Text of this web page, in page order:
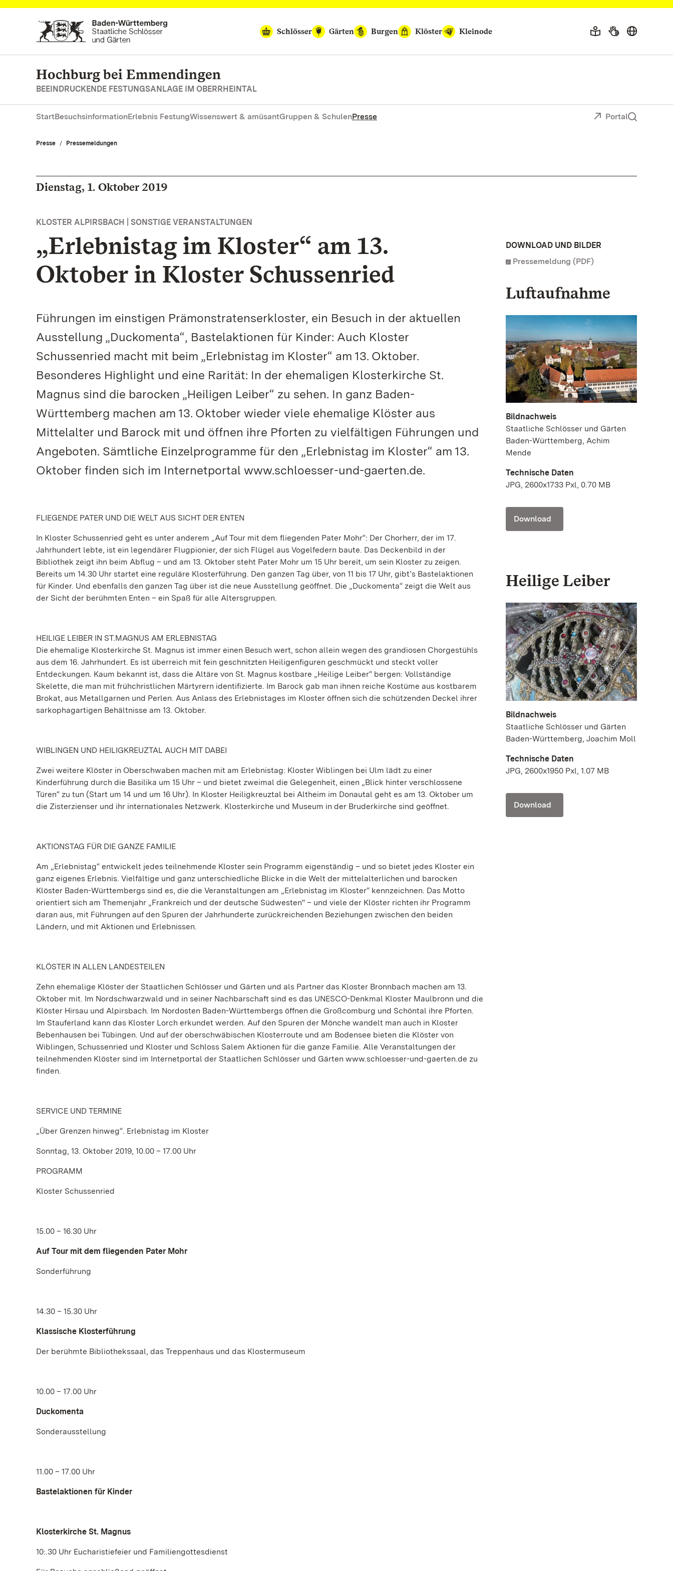
Zum Hauptinhalt springen
Schlösser
Gärten Burgen Klöster Kleinode
Hochburg bei Emmendingen
BEEINDRUCKENDE FESTUNGSANLAGE IM OBERRHEINTAL
StartBesuchsinformationErlebnis FestungWissenswert & amüsantGruppen & SchulenPresse Portal
Presse Pressemeldungen
Dienstag, 1. Oktober 2019
KLOSTER ALPIRSBACH | SONSTIGE VERANSTALTUNGEN
„Erlebnistag im Kloster“ am 13.
Oktober in Kloster Schussenried
Führungen im einstigen Prämonstratenserkloster, ein Besuch in der aktuellen
Ausstellung „Duckomenta“, Bastelaktionen für Kinder: Auch Kloster
Schussenried macht mit beim „Erlebnistag im Kloster“ am 13. Oktober.
Besonderes Highlight und eine Rarität: In der ehemaligen Klosterkirche St.
Magnus sind die barocken „Heiligen Leiber“ zu sehen. In ganz Baden-
Württemberg machen am 13. Oktober wieder viele ehemalige Klöster aus
Mittelalter und Barock mit und öffnen ihre Pforten zu vielfältigen Führungen und
Angeboten. Sämtliche Einzelprogramme für den „Erlebnistag im Kloster“ am 13.
Oktober finden sich im Internetportal www.schloesser-und-gaerten.de.
FLIEGENDE PATER UND DIE WELT AUS SICHT DER ENTEN
In Kloster Schussenried geht es unter anderem „Auf Tour mit dem fliegenden Pater Mohr“: Der Chorherr, der im 17.
Jahrhundert lebte, ist ein legendärer Flugpionier, der sich Flügel aus Vogelfedern baute. Das Deckenbild in der
Bibliothek zeigt ihn beim Abflug – und am 13. Oktober steht Pater Mohr um 15 Uhr bereit, um sein Kloster zu zeigen.
Bereits um 14.30 Uhr startet eine reguläre Klosterführung. Den ganzen Tag über, von 11 bis 17 Uhr, gibt’s Bastelaktionen
für Kinder. Und ebenfalls den ganzen Tag über ist die neue Ausstellung geöffnet. Die „Duckomenta“ zeigt die Welt aus
der Sicht der berühmten Enten – ein Spaß für alle Altersgruppen.
HEILIGE LEIBER IN ST.MAGNUS AM ERLEBNISTAG
Die ehemalige Klosterkirche St. Magnus ist immer einen Besuch wert, schon allein wegen des grandiosen Chorgestühls
aus dem 16. Jahrhundert. Es ist überreich mit fein geschnitzten Heiligenfiguren geschmückt und steckt voller
Entdeckungen. Kaum bekannt ist, dass die Altäre von St. Magnus kostbare „Heilige Leiber“ bergen: Vollständige
Skelette, die man mit frühchristlichen Märtyrern identifizierte. Im Barock gab man ihnen reiche Kostüme aus kostbarem
Brokat, aus Metallgarnen und Perlen. Aus Anlass des Erlebnistages im Kloster öffnen sich die schützenden Deckel ihrer
sarkophagartigen Behältnisse am 13. Oktober.
WIBLINGEN UND HEILIGKREUZTAL AUCH MIT DABEI
Zwei weitere Klöster in Oberschwaben machen mit am Erlebnistag: Kloster Wiblingen bei Ulm lädt zu einer
Kinderführung durch die Basilika um 15 Uhr – und bietet zweimal die Gelegenheit, einen „Blick hinter verschlossene
Türen“ zu tun (Start um 14 und um 16 Uhr). In Kloster Heiligkreuztal bei Altheim im Donautal geht es am 13. Oktober um
die Zisterzienser und ihr internationales Netzwerk. Klosterkirche und Museum in der Bruderkirche sind geöffnet.
AKTIONSTAG FÜR DIE GANZE FAMILIE
Am „Erlebnistag“ entwickelt jedes teilnehmende Kloster sein Programm eigenständig – und so bietet jedes Kloster ein
ganz eigenes Erlebnis. Vielfältige und ganz unterschiedliche Blicke in die Welt der mittelalterlichen und barocken
Klöster Baden-Württembergs sind es, die die Veranstaltungen am „Erlebnistag im Kloster“ kennzeichnen. Das Motto
orientiert sich am Themenjahr „Frankreich und der deutsche Südwesten" – und viele der Klöster richten ihr Programm
daran aus, mit Führungen auf den Spuren der Jahrhunderte zurückreichenden Beziehungen zwischen den beiden
Ländern, und mit Aktionen und Erlebnissen.
KLÖSTER IN ALLEN LANDESTEILEN
Zehn ehemalige Klöster der Staatlichen Schlösser und Gärten und als Partner das Kloster Bronnbach machen am 13.
Oktober mit. Im Nordschwarzwald und in seiner Nachbarschaft sind es das UNESCO-Denkmal Kloster Maulbronn und die
Klöster Hirsau und Alpirsbach. Im Nordosten Baden-Württembergs öffnen die Großcomburg und Schöntal ihre Pforten.
Im Stauferland kann das Kloster Lorch erkundet werden. Auf den Spuren der Mönche wandelt man auch in Kloster
Bebenhausen bei Tübingen. Und auf der oberschwäbischen Klosterroute und am Bodensee bieten die Klöster von
Wiblingen, Schussenried und Kloster und Schloss Salem Aktionen für die ganze Familie. Alle Veranstaltungen der
teilnehmenden Klöster sind im Internetportal der Staatlichen Schlösser und Gärten www.schloesser-und-gaerten.de zu
finden.
SERVICE UND TERMINE
„Über Grenzen hinweg“. Erlebnistag im Kloster
Sonntag, 13. Oktober 2019, 10.00 – 17.00 Uhr
PROGRAMM
Kloster Schussenried
15.00 – 16.30 Uhr
Auf Tour mit dem fliegenden Pater Mohr
Sonderführung
14.30 – 15.30 Uhr
Klassische Klosterführung
Der berühmte Bibliothekssaal, das Treppenhaus und das Klostermuseum
10.00 – 17.00 Uhr
Duckomenta
Sonderausstellung
11.00 – 17.00 Uhr
Bastelaktionen für Kinder
Klosterkirche St. Magnus
10:.30 Uhr Eucharistiefeier und Familiengottesdienst
DOWNLOAD UND BILDER
Pressemeldung (PDF)
Luftaufnahme
Bildnachweis
Staatliche Schlösser und Gärten
Baden-Württemberg, Achim
Mende
Technische Daten
JPG, 2600x1733 Pxl, 0.70 MB
Download
Heilige Leiber
Bildnachweis
Staatliche Schlösser und Gärten
Baden-Württemberg, Joachim Moll
Technische Daten
JPG, 2600x1950 Pxl, 1.07 MB
Download